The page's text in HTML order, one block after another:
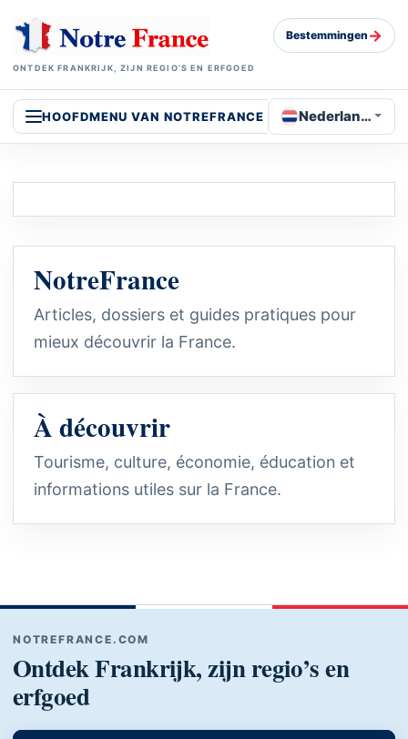
ONTDEK FRANKRIJK, ZIJN REGIO’S EN ERFGOED
Bestemmingen →
HOOFDMENU VAN NOTREFRANCE Nederlands
NotreFrance
Articles, dossiers et guides pratiques pour
mieux découvrir la France.
À découvrir
Tourisme, culture, économie, éducation et
informations utiles sur la France.
NOTREFRANCE.COM
Ontdek Frankrijk, zijn regio’s en
erfgoed